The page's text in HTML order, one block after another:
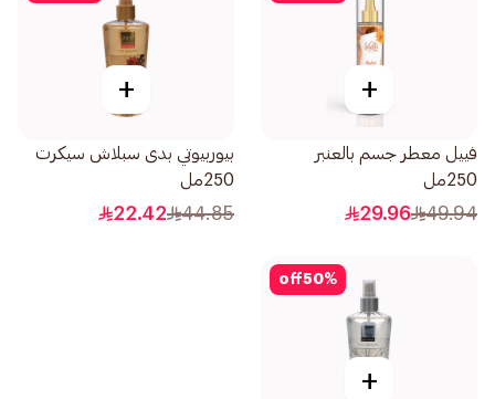
+
فييل معطر جسم بالعنبر
250مل
49.94
29.96
+
بيوربيوتي بدى سبلاش سيكرت
250مل
44.85
22.42
50%
off
+